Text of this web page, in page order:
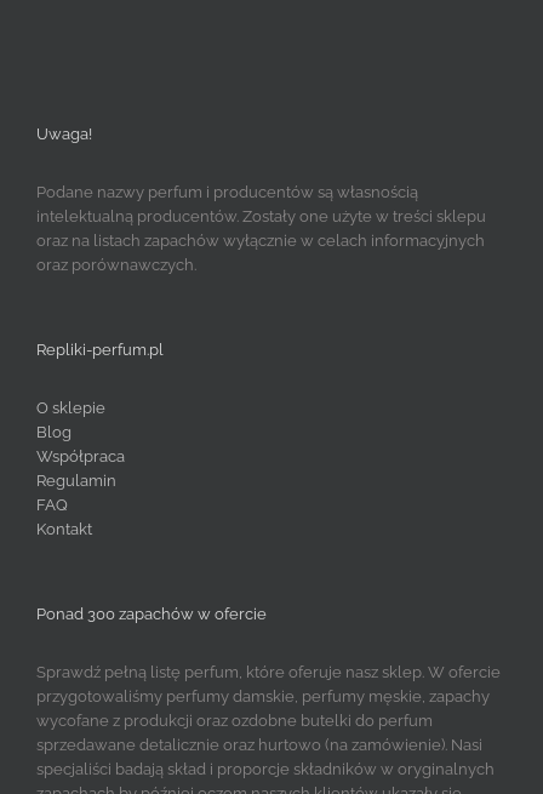
Uwaga!
Podane nazwy perfum i producentów są własnością
intelektualną producentów. Zostały one użyte w treści sklepu
oraz na listach zapachów wyłącznie w celach informacyjnych
oraz porównawczych.
Repliki-perfum.pl
O sklepie
Blog
Współpraca
Regulamin
FAQ
Kontakt
Ponad 300 zapachów w ofercie
Sprawdź pełną listę perfum, które oferuje nasz sklep. W ofercie
przygotowaliśmy perfumy damskie, perfumy męskie, zapachy
wycofane z produkcji oraz ozdobne butelki do perfum
sprzedawane detalicznie oraz hurtowo (na zamówienie). Nasi
specjaliści badają skład i proporcje składników w oryginalnych